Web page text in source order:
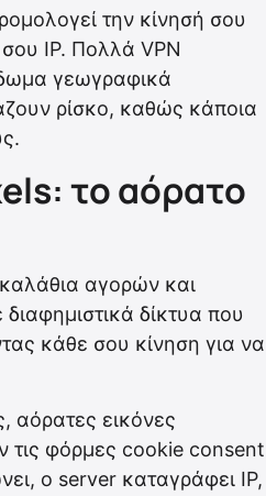
την κίνησή σου
IP. Πολλά VPN
γεωγραφικά
ρίσκο, καθώς κάποια
το αόρατο
αγορών και
δίκτυα που
κάθε σου κίνηση για να
αόρατες εικόνες
τις φόρμες cookie consent
ο server καταγράφει IP,